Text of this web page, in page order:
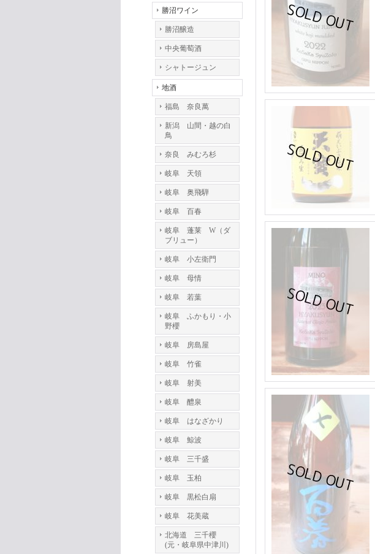
勝沼ワイン
勝沼醸造
中央葡萄酒
シャトージュン
地酒
福島 奈良萬
新潟 山間・越の白
鳥
奈良 みむろ杉
岐阜 天領
岐阜 奥飛騨
岐阜 百春
岐阜 蓬莱 W（ダ
ブリュー）
岐阜 小左衛門
岐阜 母情
岐阜 若葉
岐阜 ふかもり・小
野櫻
岐阜 房島屋
岐阜 竹雀
岐阜 射美
岐阜 醴泉
岐阜 はなざかり
岐阜 鯨波
岐阜 三千盛
岐阜 玉柏
岐阜 黒松白扇
岐阜 花美蔵
北海道 三千櫻
(元・岐阜県中津川)